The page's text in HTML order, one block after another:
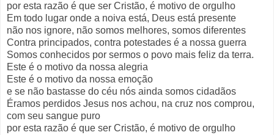
por esta razão é que ser Cristão, é motivo de orgulho
Em todo lugar onde a noiva está, Deus está presente
não nos ignore, não somos melhores, somos diferentes
Contra principados, contra potestades é a nossa guerra
Somos conhecidos por sermos o povo mais feliz da terra.
Este é o motivo da nossa alegria
Este é o motivo da nossa emoção
e se não bastasse do céu nós ainda somos cidadãos
Éramos perdidos Jesus nos achou, na cruz nos comprou,
com seu sangue puro
por esta razão é que ser Cristão, é motivo de orgulho